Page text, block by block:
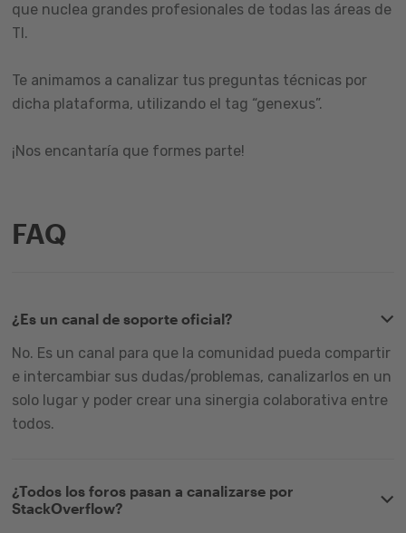
que nuclea grandes profesionales de todas las áreas de
TI.
Te animamos a canalizar tus preguntas técnicas por
dicha plataforma, utilizando el tag “genexus”.
¡Nos encantaría que formes parte!
FAQ
¿Es un canal de soporte oficial?
No. Es un canal para que la comunidad pueda compartir
e intercambiar sus dudas/problemas, canalizarlos en un
solo lugar y poder crear una sinergia colaborativa entre
todos.
¿Todos los foros pasan a canalizarse por
StackOverflow?